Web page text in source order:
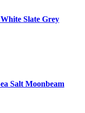
Slate Grey
Salt Moonbeam